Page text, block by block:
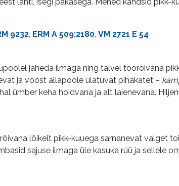
9232, ERM A 509:2180, VM 2721 E 54
jaheda ilmaga ning talvel töörõivana
ja vööst allapoole ulatuvat pihakatet –
ümber keha hoidvana ja alt laienevana.
lõikelt pikk-kuuega sarnanevat valget
sajuse ilmaga üle kasuka rüü ja sellele